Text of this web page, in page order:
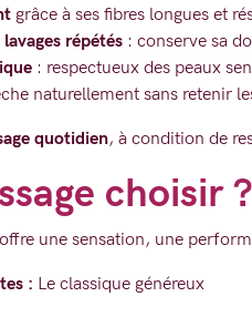
grâce à ses fibres longues et
répétés : conserve sa
: respectueux des peaux
naturellement sans retenir
quotidien, à condition de
choisir ?
une sensation, une
: Le classique généreux